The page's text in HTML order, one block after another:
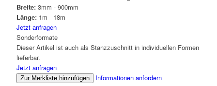
Breite:3mm - 900mm
Länge:1m - 18m
Jetzt anfragen
Sonderformate
Dieser Artikel ist auch als Stanzzuschnitt in individuellen Formen
lieferbar.
Jetzt anfragen
Zur Merkliste hinzufügen
Informationen anfordern